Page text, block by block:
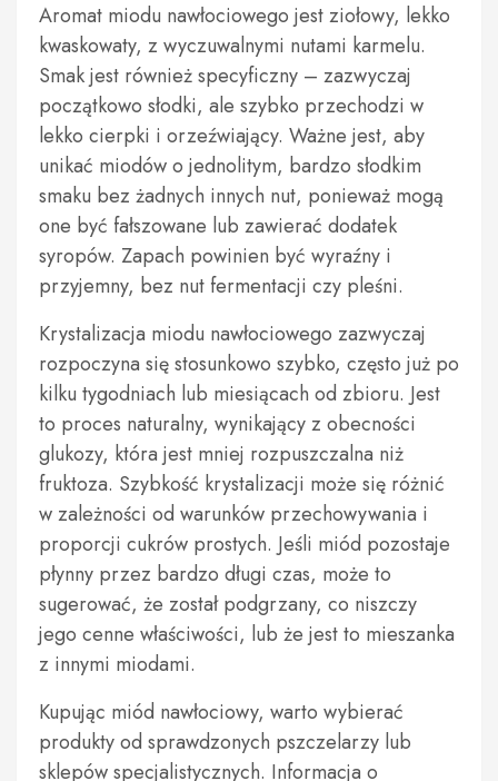
Aromat miodu nawłociowego jest ziołowy, lekko
kwaskowaty, z wyczuwalnymi nutami karmelu.
Smak jest również specyficzny – zazwyczaj
początkowo słodki, ale szybko przechodzi w
lekko cierpki i orzeźwiający. Ważne jest, aby
unikać miodów o jednolitym, bardzo słodkim
smaku bez żadnych innych nut, ponieważ mogą
one być fałszowane lub zawierać dodatek
syropów. Zapach powinien być wyraźny i
przyjemny, bez nut fermentacji czy pleśni.
Krystalizacja miodu nawłociowego zazwyczaj
rozpoczyna się stosunkowo szybko, często już po
kilku tygodniach lub miesiącach od zbioru. Jest
to proces naturalny, wynikający z obecności
glukozy, która jest mniej rozpuszczalna niż
fruktoza. Szybkość krystalizacji może się różnić
w zależności od warunków przechowywania i
proporcji cukrów prostych. Jeśli miód pozostaje
płynny przez bardzo długi czas, może to
sugerować, że został podgrzany, co niszczy
jego cenne właściwości, lub że jest to mieszanka
z innymi miodami.
Kupując miód nawłociowy, warto wybierać
produkty od sprawdzonych pszczelarzy lub
sklepów specjalistycznych. Informacja o